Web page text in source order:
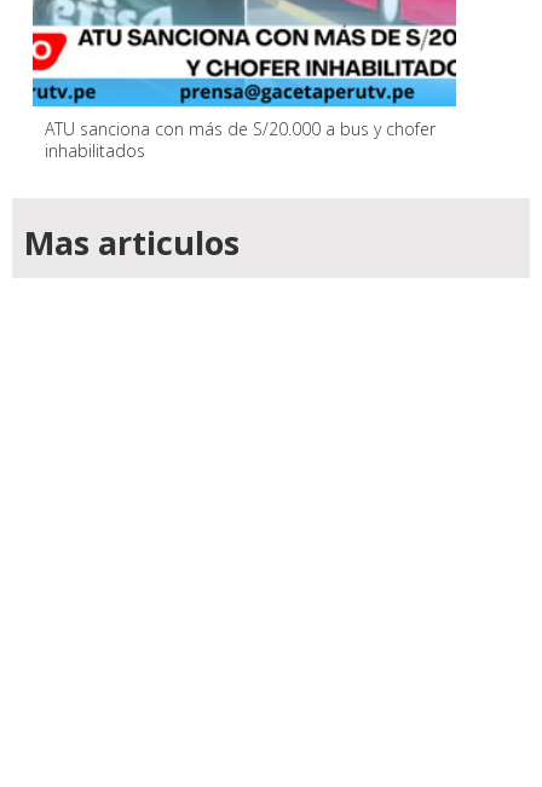
ATU sanciona con más de S/20.000 a bus y chofer
inhabilitados
Mas articulos